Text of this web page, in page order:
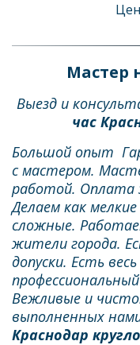
Мастер
Выезд и
час
Большой опыт
с мастером.
работой. Оплата
Делаем как
сложные.
жители города.
допуски. Есть
Вежливые и
выполненных
Краснодар